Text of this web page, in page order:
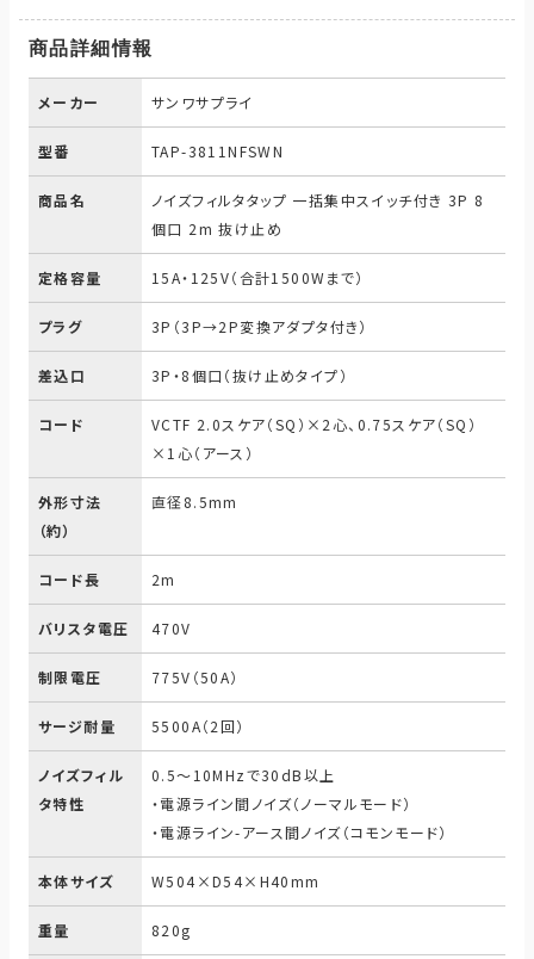
商品詳細情報
メーカー サンワサプライ
型番 TAP-3811NFSWN
商品名
ノイズフィルタタップ 一括集中スイッチ付き 3P 8
個口 2m 抜け止め
定格容量 15A・125V（合計1500Wまで）
プラグ 3P（3P→2P変換アダプタ付き）
差込口 3P・8個口（抜け止めタイプ）
コード
VCTF 2.0スケア（SQ）×2心、0.75スケア（SQ）
×1心（アース）
外形寸法
（約）
直径8.5mm
コード長 2m
バリスタ電圧 470V
制限電圧 775V（50A）
サージ耐量 5500A（2回）
ノイズフィル
タ特性
0.5～10MHzで30dB以上
・電源ライン間ノイズ（ノーマルモード）
・電源ライン-アース間ノイズ（コモンモード）
本体サイズ W504×D54×H40mm
重量 820g